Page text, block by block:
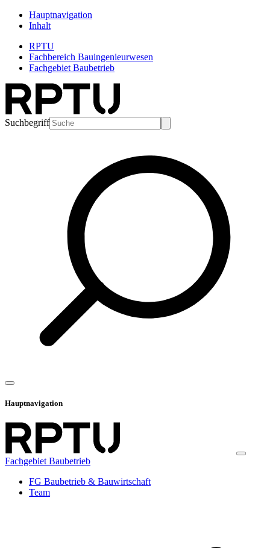
Hauptnavigation
Inhalt
RPTU
Fachbereich Bauingenieurwesen
Fachgebiet Baubetrieb
Suchbegriff
Hauptnavigation
Fachgebiet Baubetrieb
FG Baubetrieb & Bauwirtschaft
Team